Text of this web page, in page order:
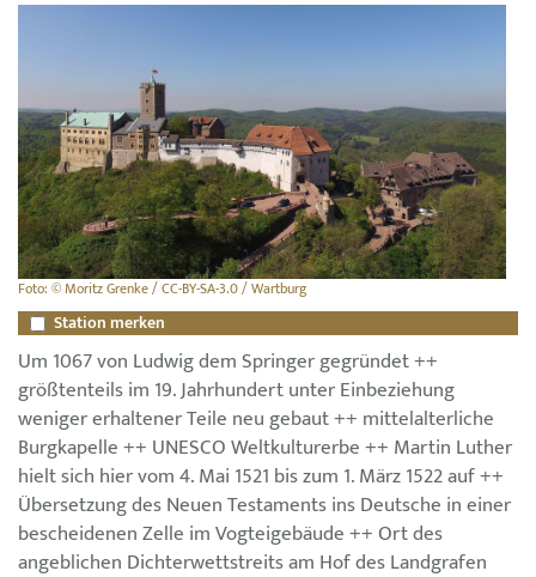
Foto: © Moritz Grenke / CC-BY-SA-3.0 / Wartburg
Station merken
Um 1067 von Ludwig dem Springer gegründet ++
größtenteils im 19. Jahrhundert unter Einbeziehung
weniger erhaltener Teile neu gebaut ++ mittelalterliche
Burgkapelle ++ UNESCO Weltkulturerbe ++ Martin Luther
hielt sich hier vom 4. Mai 1521 bis zum 1. März 1522 auf ++
Übersetzung des Neuen Testaments ins Deutsche in einer
bescheidenen Zelle im Vogteigebäude ++ Ort des
angeblichen Dichterwettstreits am Hof des Landgrafen